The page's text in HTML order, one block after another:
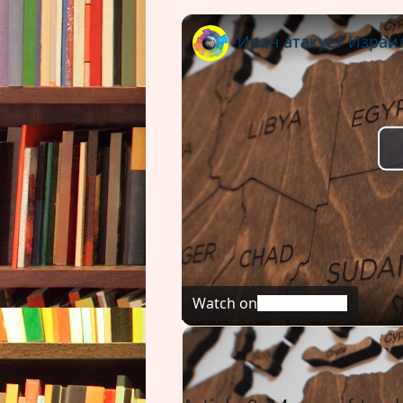
Watch on
Иран атакует Израиль_